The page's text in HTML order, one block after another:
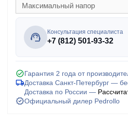
Максимальный напор
Консультация специалиста
+7 (812) 501-93-32
Гарантия 2 года от
Доставка Санкт-Петербург —
Доставка по России —
Официальный дилер Pedrollo